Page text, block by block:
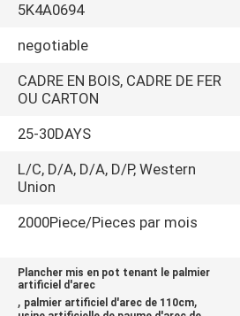
5K4A0694
negotiable
CADRE EN BOIS, CADRE DE FER
OU CARTON
25-30DAYS
L/C, D/A, D/A, D/P, Western
Union
2000Piece/Pieces par mois
Plancher mis en pot tenant le palmier
artificiel d'arec
, palmier artificiel d'arec de 110cm,